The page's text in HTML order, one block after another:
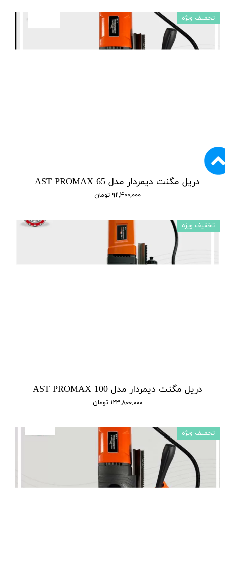
دریل مگنت دیمردار مدل AST PROMAX 65
۹۲,۴۰۰,۰۰۰ تومان
تخفیف ویژه
دریل مگنت دیمردار مدل AST PROMAX 100
۱۲۳,۸۰۰,۰۰۰ تومان
تخفیف ویژه
تخفیف ویژه